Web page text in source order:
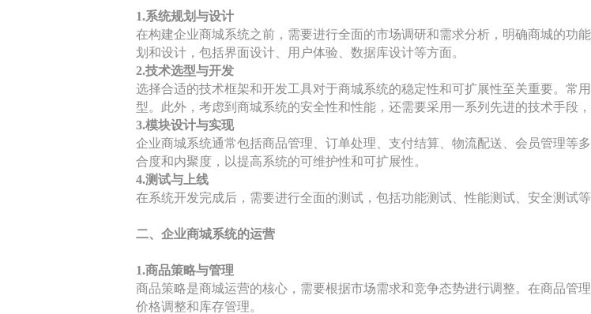
1.系统规划与设计
在构建企业商城系统之前，需要进行全面的市场调研和需求分析，明确商城的功
划和设计，包括界面设计、用户体验、数据库设计等方面。
2.技术选型与开发
选择合适的技术框架和开发工具对于商城系统的稳定性和可扩展性至关重要。常
型。此外，考虑到商城系统的安全性和性能，还需要采用一系列先进的技术手段
3.模块设计与实现
企业商城系统通常包括商品管理、订单处理、支付结算、物流配送、会员管理等
合度和内聚度，以提高系统的可维护性和可扩展性。
4.测试与上线
在系统开发完成后，需要进行全面的测试，包括功能测试、性能测试、安全测试
二、企业商城系统的运营
1.商品策略与管理
商品策略是商城运营的核心，需要根据市场需求和竞争态势进行调整。在商品管
价格调整和库存管理。